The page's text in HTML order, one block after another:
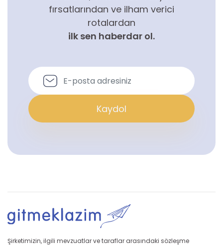
fırsatlarından ve ilham verici
rotalardan
ilk sen haberdar ol.
Kaydol
Şirketimizin, ilgili mevzuatlar ve taraflar arasındaki sözleşme